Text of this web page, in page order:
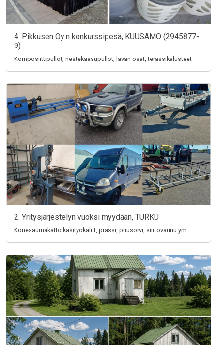
4. Pikkusen Oy:n konkurssipesä, KUUSAMO (2945877-
9)
Komposiittipullot, nestekaasupullot, lavan osat, terassikalusteet
2. Yritysjärjestelyn vuoksi myydään, TURKU
Konesaumakatto käsityökalut, prässi, puusorvi, siirtovaunu ym.